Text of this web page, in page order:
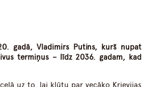
gadā, Vladimirs Putins, kurš nupat
termiņus – līdz 2036. gadam, kad
uz to, lai kļūtu par vecāko Krievijas